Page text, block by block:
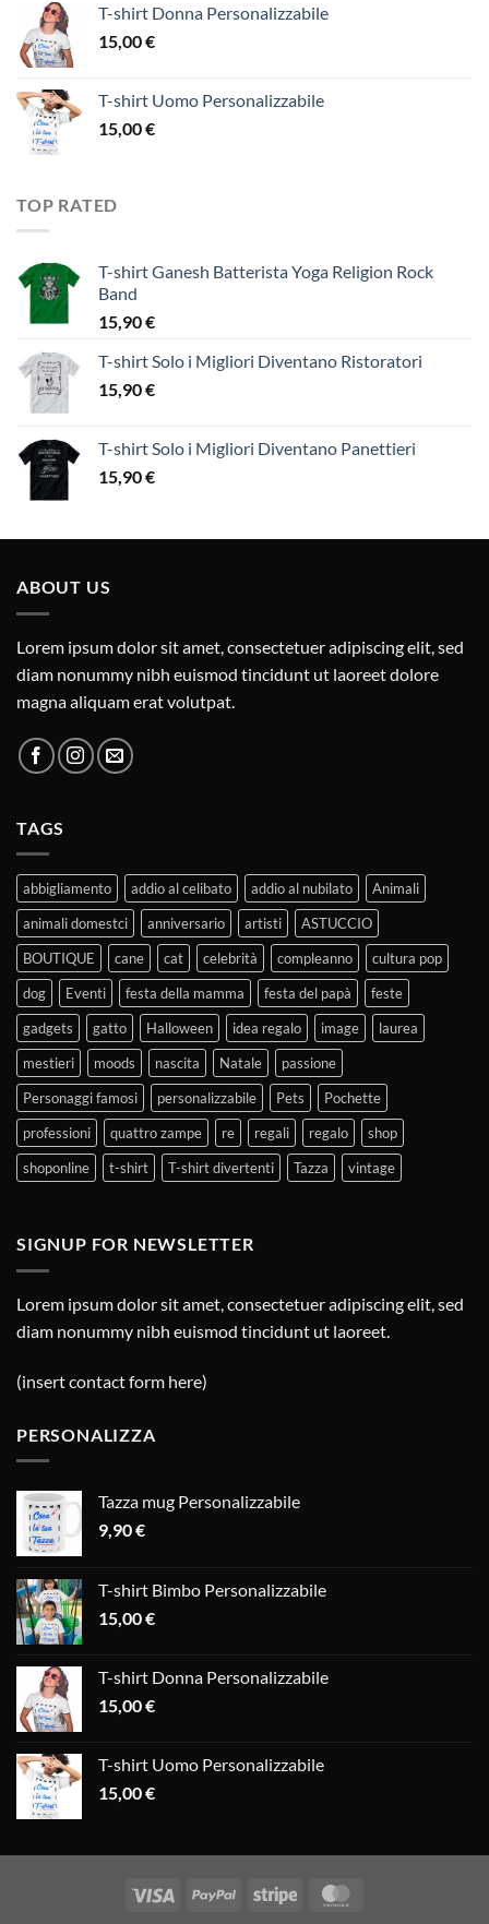
T-shirt Donna Personalizzabile
15,00€
T-shirt Uomo Personalizzabile
15,00€
TOP RATED
T-shirt Ganesh Batterista Yoga Religion Rock
Band
15,90€
T-shirt Solo i Migliori Diventano Ristoratori
15,90€
T-shirt Solo i Migliori Diventano Panettieri
15,90€
ABOUT US
Lorem ipsum dolor sit amet, consectetuer adipiscing elit, sed
diam nonummy nibh euismod tincidunt ut laoreet dolore
magna aliquam erat volutpat.
TAGS
abbigliamento addio al celibato addio al nubilato
Animali
animali domestci
anniversario artisti
ASTUCCIO
BOUTIQUE
cane cat celebrità compleanno
cultura pop
dog
Eventi festa della mamma festa del papà
feste
gadgets
gatto Halloween idea regalo image
laurea
mestieri
moods nascita Natale
passione
Personaggi famosi
personalizzabile Pets
Pochette
professioni
quattro zampe re regali regalo
shop
shoponline
t-shirt T-shirt divertenti Tazza vintage
SIGNUP FOR NEWSLETTER
Lorem ipsum dolor sit amet, consectetuer adipiscing elit, sed
diam nonummy nibh euismod tincidunt ut laoreet.
(insert contact form here)
PERSONALIZZA
Tazza mug Personalizzabile
9,90€
T-shirt Bimbo Personalizzabile
15,00€
T-shirt Donna Personalizzabile
15,00€
T-shirt Uomo Personalizzabile
15,00€